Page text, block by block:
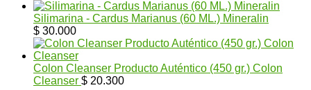
Silimarina - Cardus Marianus (60 ML.) Mineralin
$ 30.000
Colon Cleanser Producto Auténtico (450 gr.) Colon
Cleanser $ 20.300